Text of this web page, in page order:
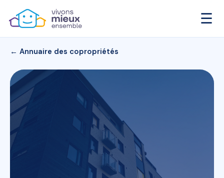
☰
← Annuaire des copropriétés